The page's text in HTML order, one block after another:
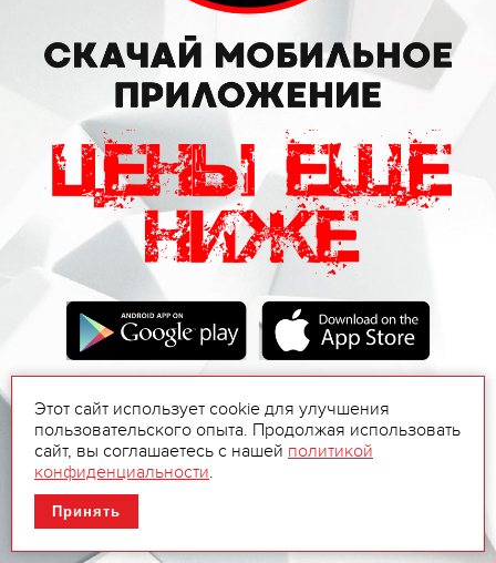
Этот сайт использует cookie для улучшения
пользовательского опыта. Продолжая использовать
сайт, вы соглашаетесь с нашей политикой
конфиденциальности.
Принять